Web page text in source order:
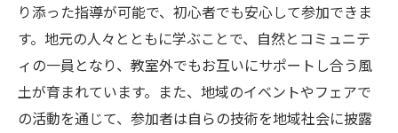
り添った指導が可能で、初心者でも安心して参加できま
す。地元の人々とともに学ぶことで、自然とコミュニテ
ィの一員となり、教室外でもお互いにサポートし合う風
土が育まれています。また、地域のイベントやフェアで
の活動を通じて、参加者は自らの技術を地域社会に披露